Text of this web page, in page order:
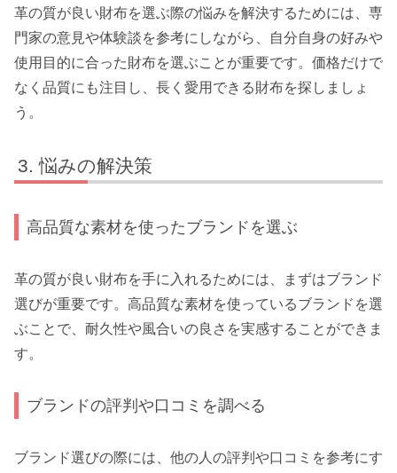
革の質が良い財布を選ぶ際の悩みを解決するためには、専
門家の意見や体験談を参考にしながら、自分自身の好みや
使用目的に合った財布を選ぶことが重要です。価格だけで
なく品質にも注目し、長く愛用できる財布を探しましょ
う。
悩みの解決策
高品質な素材を使ったブランドを選ぶ
革の質が良い財布を手に入れるためには、まずはブランド
選びが重要です。高品質な素材を使っているブランドを選
ぶことで、耐久性や風合いの良さを実感することができま
す。
ブランドの評判や口コミを調べる
ブランド選びの際には、他の人の評判や口コミを参考にす